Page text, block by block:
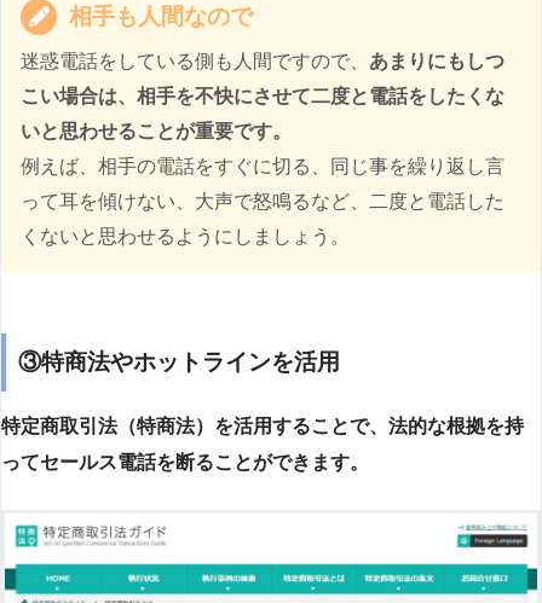
相手も人間なので
迷惑電話をしている側も人間ですので、 あまりにもしつ
こい場合は、相手を不快にさせて二度と電話をしたくな
いと思わせることが重要です。
例えば、相手の電話をすぐに切る、同じ事を繰り返し言
って耳を傾けない、大声で怒鳴るなど、二度と電話した
くないと思わせるようにしましょう。
③特商法やホットラインを活用
特定商取引法（特商法）を活用することで、法的な根拠を持
ってセールス電話を断ることができます。